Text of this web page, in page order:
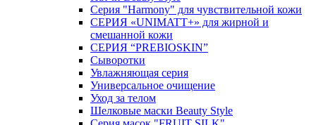
Серия "Harmony" для чувствительной кожи
СЕРИЯ «UNIMATT+» для жирной и
смешанной кожи
СЕРИЯ “PREBIOSKIN”
Сыворотки
Увлажняющая серия
Универсальное очищение
Уход за телом
Шелковые маски Beauty Style